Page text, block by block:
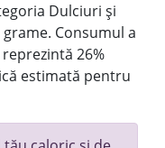
Dulciuri și
Consumul a
26%
estimată pentru